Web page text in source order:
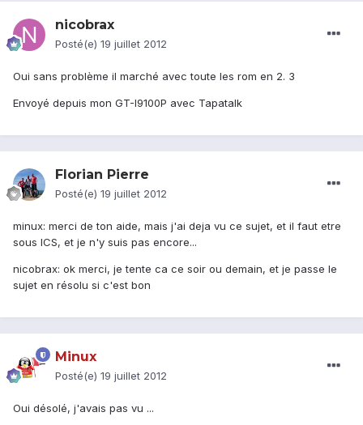
nicobrax
Posté(e) 19 juillet 2012
Oui sans problème il marché avec toute les rom en 2. 3
Envoyé depuis mon GT-I9100P avec Tapatalk
Florian Pierre
Posté(e) 19 juillet 2012
minux: merci de ton aide, mais j'ai deja vu ce sujet, et il faut etre
sous ICS, et je n'y suis pas encore...
nicobrax: ok merci, je tente ca ce soir ou demain, et je passe le
sujet en résolu si c'est bon
Minux
Posté(e) 19 juillet 2012
Oui désolé, j'avais pas vu ...